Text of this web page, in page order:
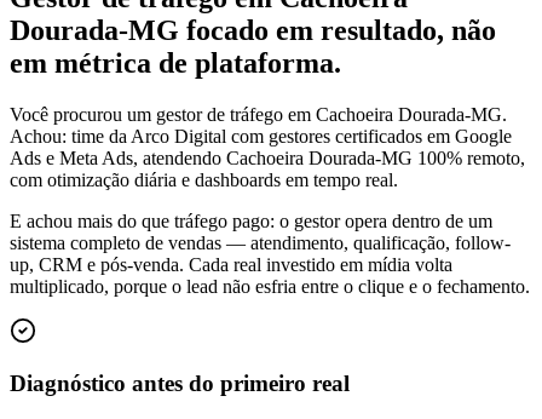
Dourada-MG focado em resultado, não
em métrica de plataforma.
Você procurou um gestor de tráfego em Cachoeira Dourada-MG.
Achou: time da Arco Digital com gestores certificados em Google
Ads e Meta Ads, atendendo Cachoeira Dourada-MG 100% remoto,
com otimização diária e dashboards em tempo real.
E achou mais do que tráfego pago: o gestor opera dentro de um
sistema completo de vendas — atendimento, qualificação, follow-
up, CRM e pós-venda. Cada real investido em mídia volta
multiplicado, porque o lead não esfria entre o clique e o fechamento.
Diagnóstico antes do primeiro real